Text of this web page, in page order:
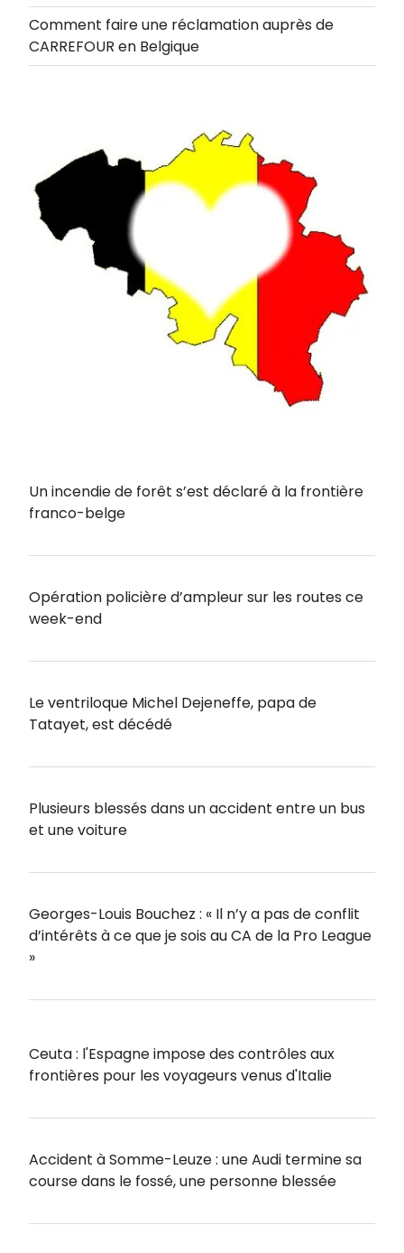
Comment faire une réclamation auprès de
CARREFOUR en Belgique
Un incendie de forêt s’est déclaré à la frontière
franco-belge
Opération policière d’ampleur sur les routes ce
week-end
Le ventriloque Michel Dejeneffe, papa de
Tatayet, est décédé
Plusieurs blessés dans un accident entre un bus
et une voiture
Georges-Louis Bouchez : « Il n’y a pas de conflit
d’intérêts à ce que je sois au CA de la Pro League
»
Ceuta : l'Espagne impose des contrôles aux
frontières pour les voyageurs venus d'Italie
Accident à Somme-Leuze : une Audi termine sa
course dans le fossé, une personne blessée